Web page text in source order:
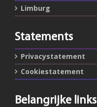
Limburg
Statements
Privacystatement
Cookiestatement
Belangrijke links